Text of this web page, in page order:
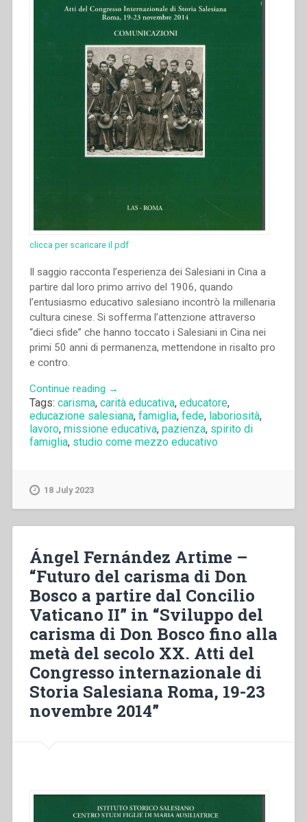
clicca per scaricare il pdf
Il saggio racconta l’esperienza dei Salesiani in Cina a
partire dal loro primo arrivo del 1906, quando
l’entusiasmo educativo salesiano incontrò la millenaria
cultura cinese. Si sofferma l’attenzione attraverso
“dieci sfide” che hanno toccato i Salesiani in Cina nei
primi 50 anni di permanenza, mettendone in risalto pro
e contro.
Continue reading “Michele
Ferrero
–
“Esperienze
educative
Cina
prima
1950.
Dieci
spunti
di
riflessione”
in
“Sviluppo
del
carisma
di
Don
Bosco
secolo
XX.
→
Tags: carisma, carità educativa, educatore,
educazione salesiana, famiglia, fede, laboriosità,
lavoro, missione educativa, pazienza, spirito di
famiglia, studio come mezzo educativo
18 July 2023
Ángel Fernández Artime –
“Futuro del carisma di Don
Bosco a partire dal Concilio
Vaticano II” in “Sviluppo del
carisma di Don Bosco fino alla
metà del secolo XX. Atti del
Congresso internazionale di
Storia Salesiana Roma, 19-23
novembre 2014”